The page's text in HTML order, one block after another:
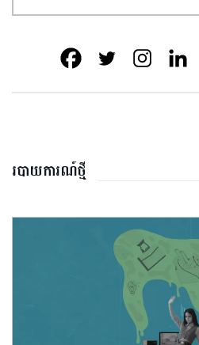
របាយការណ៍ថ្មី